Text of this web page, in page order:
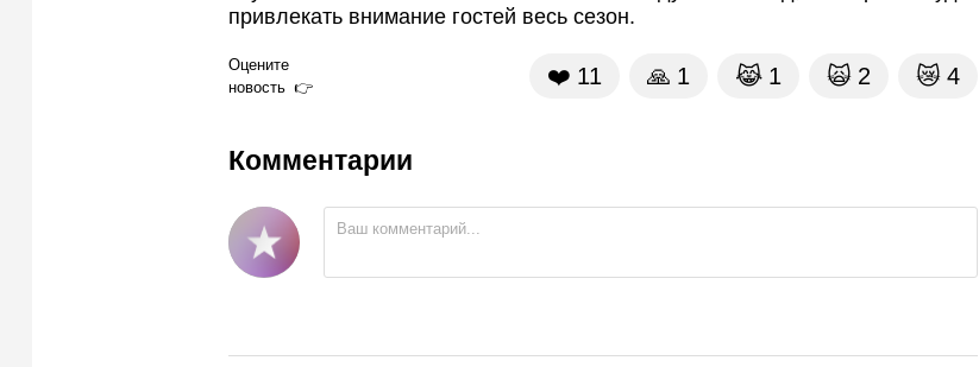
привлекать внимание гостей весь сезон.
Оцените
новость
❤️ 11 🙏 1 😹 1 🙀 2 😿 4
Комментарии